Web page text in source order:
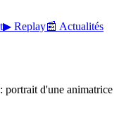
▶ Replay📰 Actualités
portrait d'une animatrice